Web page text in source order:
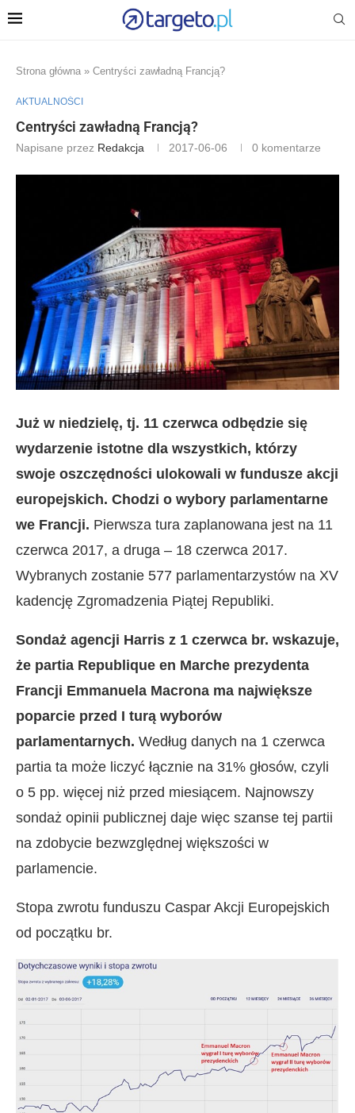
Strona główna » Centryści zawładną Francją?
AKTUALNOŚCI
Centryści zawładną Francją?
Napisane przez Redakcja 2017-06-06 0 komentarze
Już w niedzielę, tj. 11 czerwca odbędzie się
wydarzenie istotne dla wszystkich, którzy
swoje oszczędności ulokowali w fundusze akcji
europejskich. Chodzi o wybory parlamentarne
we Francji. Pierwsza tura zaplanowana jest na 11
czerwca 2017, a druga – 18 czerwca 2017.
Wybranych zostanie 577 parlamentarzystów na XV
kadencję Zgromadzenia Piątej Republiki.
Sondaż agencji Harris z 1 czerwca br. wskazuje,
że partia Republique en Marche prezydenta
Francji Emmanuela Macrona ma największe
poparcie przed I turą wyborów
parlamentarnych. Według danych na 1 czerwca
partia ta może liczyć łącznie na 31% głosów, czyli
o 5 pp. więcej niż przed miesiącem. Najnowszy
sondaż opinii publicznej daje więc szanse tej partii
na zdobycie bezwzględnej większości w
parlamencie.
Stopa zwrotu funduszu Caspar Akcji Europejskich
od początku br.